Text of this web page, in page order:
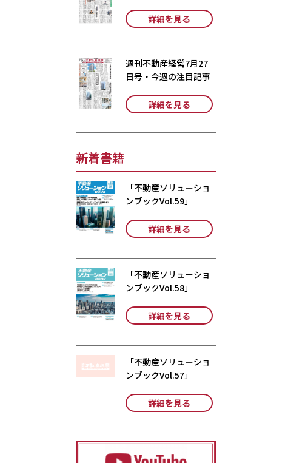
詳細を見る
週刊不動産経営7月27
日号・今週の注目記事
詳細を見る
新着書籍
「不動産ソリューショ
ンブックVol.59」
詳細を見る
「不動産ソリューショ
ンブックVol.58」
詳細を見る
「不動産ソリューショ
ンブックVol.57」
詳細を見る